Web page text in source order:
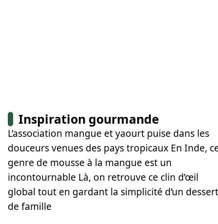
Inspiration gourmande
L’association mangue et yaourt puise dans les
douceurs venues des pays tropicaux En Inde,
genre de mousse à la mangue est un
incontournable Là, on retrouve ce clin d’œil
global tout en gardant la simplicité d’un dessert
de famille